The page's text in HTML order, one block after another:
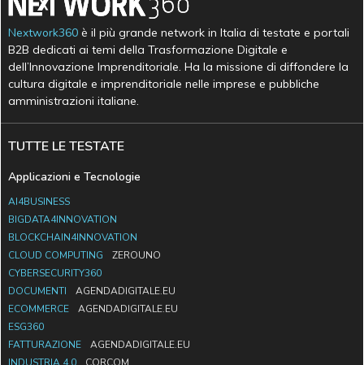
Nextwork360 è il più grande network in Italia di testate e portali
B2B dedicati ai temi della Trasformazione Digitale e
dell’Innovazione Imprenditoriale. Ha la missione di diffondere la
cultura digitale e imprenditoriale nelle imprese e pubbliche
amministrazioni italiane.
TUTTE LE TESTATE
Applicazioni e Tecnologie
AI4BUSINESS
BIGDATA4INNOVATION
BLOCKCHAIN4INNOVATION
CLOUD COMPUTING
ZEROUNO
CYBERSECURITY360
DOCUMENTI
AGENDADIGITALE.EU
ECOMMERCE
AGENDADIGITALE.EU
ESG360
FATTURAZIONE
AGENDADIGITALE.EU